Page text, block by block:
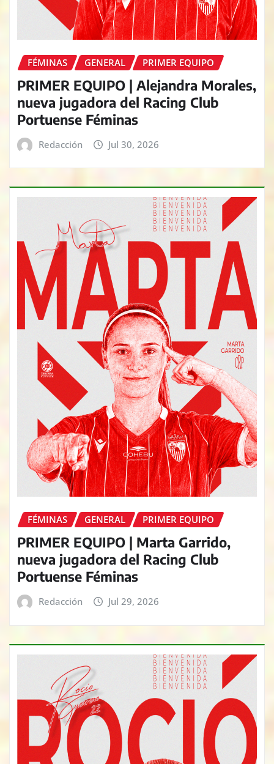
FÉMINAS GENERAL PRIMER EQUIPO
PRIMER EQUIPO | Alejandra Morales,
nueva jugadora del Racing Club
Portuense Féminas
Redacción Jul 30, 2026
FÉMINAS GENERAL PRIMER EQUIPO
PRIMER EQUIPO | Marta Garrido,
nueva jugadora del Racing Club
Portuense Féminas
Redacción Jul 29, 2026